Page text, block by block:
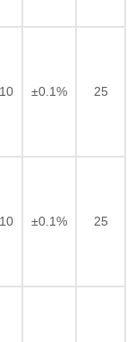
±0.1% 25
±0.1% 25